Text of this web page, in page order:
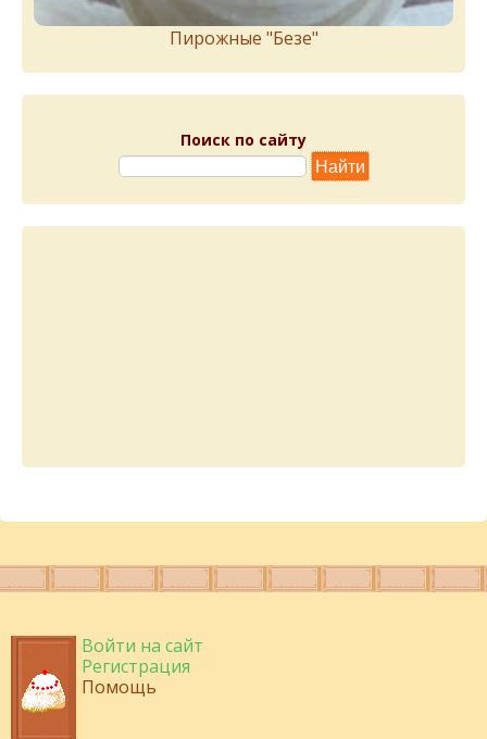
Пирожныe "Бeзe"
Поиск по сайту
Войти на сайт
Регистрация
Помощь